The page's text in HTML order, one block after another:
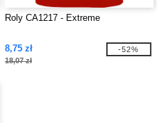
Roly CA1217 - Extreme
8,75 zł
18,07 zł
-52%